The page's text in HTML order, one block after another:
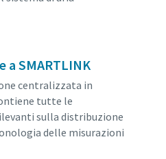
a SMARTLINK
centralizzata in
tutte le
sulla distribuzione
delle misurazioni